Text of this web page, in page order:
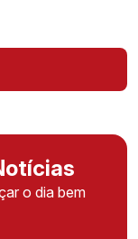
o dia bem